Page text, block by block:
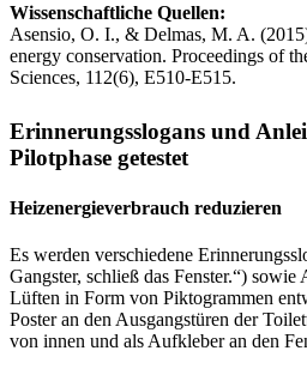
Wissenschaftliche Quellen:
Asensio, O. I., & Delmas, M. A.
energy conservation. Proceedings of
Sciences, 112(6), E510-E515.
Erinnerungsslogans und
Pilotphase getestet
Heizenergieverbrauch reduzieren
Es werden verschiedene
Gangster, schließ das Fenster.“)
Lüften in Form von Piktogrammen
Poster an den Ausgangstüren der
von innen und als Aufkleber an den